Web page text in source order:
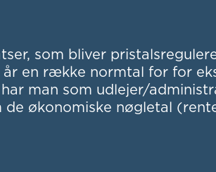
som bliver
en række normtal for for
man som udlejer/
økonomiske nøgletal